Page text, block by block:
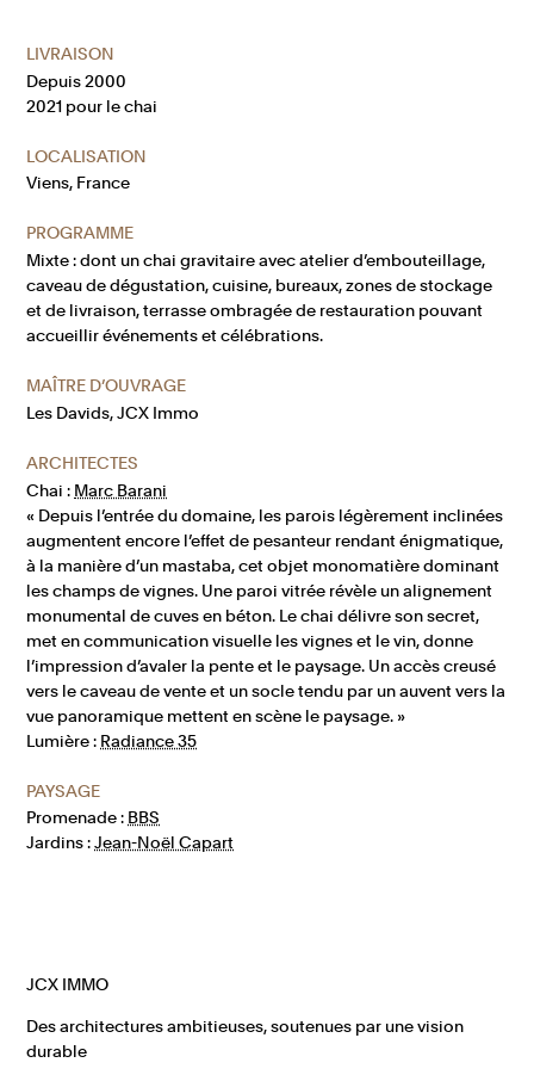
LIVRAISON
Depuis 2000
2021 pour le chai
LOCALISATION
Viens, France
PROGRAMME
Mixte : dont un chai gravitaire avec atelier d’embouteillage,
caveau de dégustation, cuisine, bureaux, zones de stockage
et de livraison, terrasse ombragée de restauration pouvant
accueillir événements et célébrations.
MAÎTRE D’OUVRAGE
Les Davids, JCX Immo
ARCHITECTES
Chai : Marc Barani
« Depuis l’entrée du domaine, les parois légèrement inclinées
augmentent encore l’effet de pesanteur rendant énigmatique,
à la manière d’un mastaba, cet objet monomatière dominant
les champs de vignes. Une paroi vitrée révèle un alignement
monumental de cuves en béton. Le chai délivre son secret,
met en communication visuelle les vignes et le vin, donne
l’impression d’avaler la pente et le paysage. Un accès creusé
vers le caveau de vente et un socle tendu par un auvent vers la
vue panoramique mettent en scène le paysage. »
Lumière : Radiance 35
PAYSAGE
Promenade : BBS
Jardins :Jean-Noël Capart
JCX IMMO
Des architectures ambitieuses, soutenues par une vision
durable